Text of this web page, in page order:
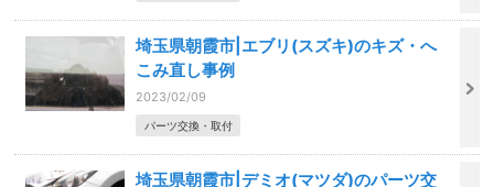
埼玉県朝霞市|エブリ(スズキ)のキズ・へ
こみ直し事例
2023/02/09
パーツ交換・取付
埼玉県朝霞市|デミオ(マツダ)のパーツ交